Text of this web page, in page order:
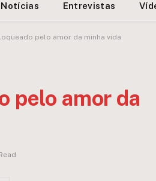
Notícias Entrevistas
pelo amor da minha vida
pelo amor da